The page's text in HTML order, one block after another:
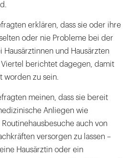
erklären, dass sie oder ihre
oder nie Probleme bei der
Hausärztinnen und Hausärzten
Viertel berichtet dagegen, damit
worden zu sein.
meinen, dass sie bereit
Anliegen wie
auch von
versorgen zu lassen –
Hausärztin oder ein